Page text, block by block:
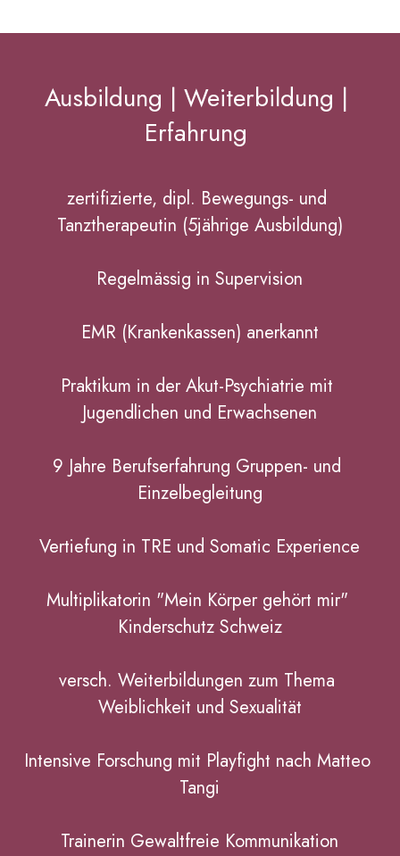
Ausbildung | Weiterbildung |
Erfahrung
zertifizierte, dipl. Bewegungs- und
Tanztherapeutin (5jährige Ausbildung)
Regelmässig in Supervision
EMR (Krankenkassen) anerkannt
Praktikum in der Akut-Psychiatrie mit
Jugendlichen und Erwachsenen
9 Jahre Berufserfahrung Gruppen- und
Einzelbegleitung
Vertiefung in TRE und Somatic Experience
Multiplikatorin "Mein Körper gehört mir"
Kinderschutz Schweiz
versch. Weiterbildungen zum Thema
Weiblichkeit und Sexualität
Intensive Forschung mit Playfight nach Matteo
Tangi
Trainerin Gewaltfreie Kommunikation